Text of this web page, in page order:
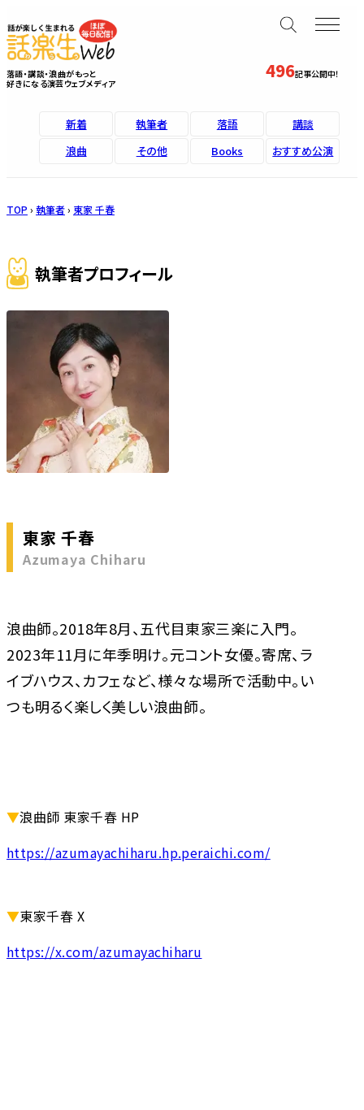
496記事公開中！
落語・講談・浪曲がもっと
好きになる演芸ウェブメディア
新着 執筆者 落語
講談
浪曲
その他 Books おすすめ公演
TOP › 執筆者› 東家 千春
執筆者プロフィール
東家 千春
Azumaya Chiharu
浪曲師。2018年8月、五代目東家三楽に入門。
2023年11月に年季明け。元コント女優。寄席、ラ
イブハウス、カフェなど、様々な場所で活動中。い
つも明るく楽しく美しい浪曲師。
▼浪曲師 東家千春 HP
https://azumayachiharu.hp.peraichi.com/
▼東家千春 X
https://x.com/azumayachiharu